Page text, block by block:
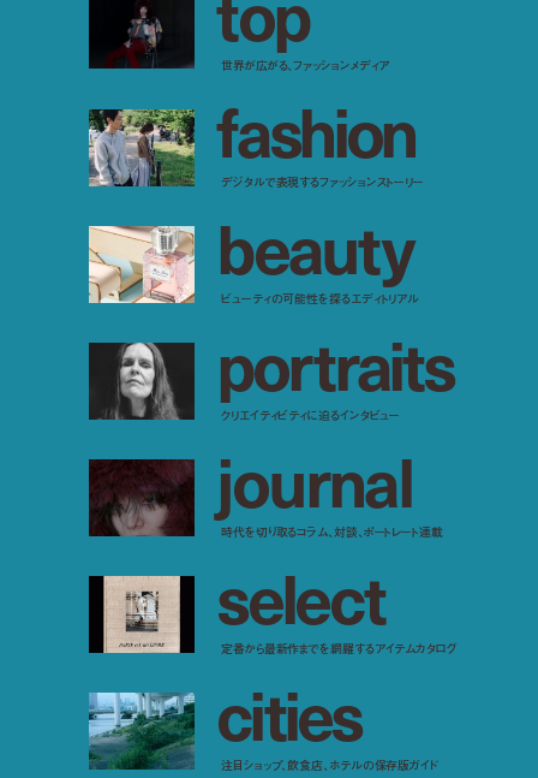
世界が広がる、ファッションメディア
fashion
デジタルで表現するファッションストーリー
beauty
ビューティの可能性を探るエディトリアル
portraits
クリエイティビティに迫るインタビュー
journal
時代を切り取るコラム、対談、ポートレート連載
select
定番から最新作までを網羅するアイテムカタログ
cities
注目ショップ、飲食店、ホテルの保存版ガイド